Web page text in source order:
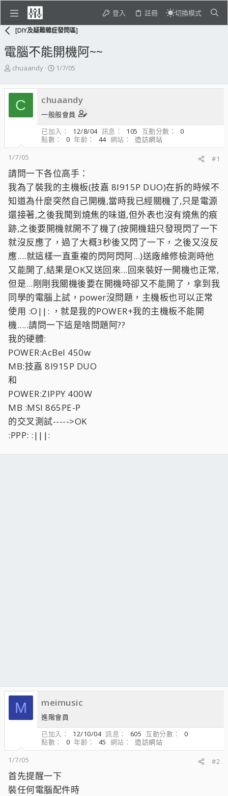
登入 註冊 切換模式
[DIY及疑難雜症發問區]
電腦不能開機阿~~
主
發
人
chuaandy
開
日
期
1/7/05
C chuaandy
一般般會員
已加入
12/8/04 訊息 105 互動分數
0
點數
0 年齡 44 網站
造訪網站
1/7/05
#1
請問一下各位高手：
我為了裝我的主機板(技嘉 8I915P DUO)在拆的時候不
知道為什麼突然自己開機,當時我已經關機了,只是電源
還接著,之後我聞到燒焦的味道,但外表也沒有燒焦的痕
跡,之後要開機就開不了機了(按開機鈕只發現閃了一下
就沒反應了，過了大概3秒後又閃了一下，之後又沒反
應....就這樣一直重複的閃阿閃阿...)送廠維修檢測時他
又能開了,結果是OK又送回來...回來裝好一開機也正常,
但是...剛剛我關機後要在開機時卻又不能開了，拿到我
同學的電腦上試，power沒問題，主機板也可以正常
使用 :O||: ，就是我的POWER+我的主機板不能開
機.....請問一下這是啥問題阿??
我的硬體:
POWER:AcBel 450w
MB:技嘉 8I915P DUO
和
POWER:ZIPPY 400W
MB :MSI 865PE-P
的交叉測試----->OK
:PPP: :|||:
M meimusic
進階會員
已加入
12/10/04 訊息 605 互動分數
0
點數
0 年齡 45 網站
造訪網站
1/7/05
#2
首先提醒一下
裝任何電腦配件時